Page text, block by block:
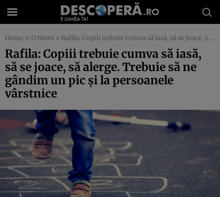
Home » D:News » Rafila: Copiii trebuie cumva să iasă, să se joace, să alerge. Trebuie să ne gândim un pic şi la persoanele vârstnice
Rafila: Copiii trebuie cumva să iasă,
să se joace, să alerge. Trebuie să ne
gândim un pic şi la persoanele
vârstnice